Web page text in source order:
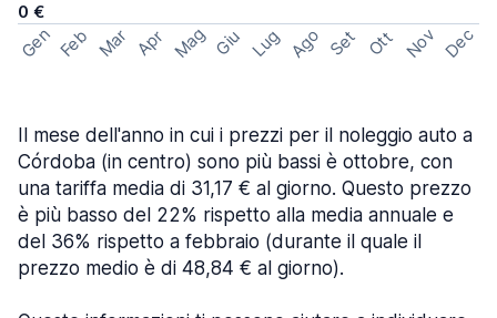
0 €
Gen Feb Mar Apr Mag Giu Lug Ago Set Ott Nov Dec
Il mese dell'anno in cui i prezzi per il noleggio auto a
Córdoba (in centro) sono più bassi è ottobre, con
una tariffa media di 31,17 € al giorno. Questo prezzo
è più basso del 22% rispetto alla media annuale e
del 36% rispetto a febbraio (durante il quale il
prezzo medio è di 48,84 € al giorno).